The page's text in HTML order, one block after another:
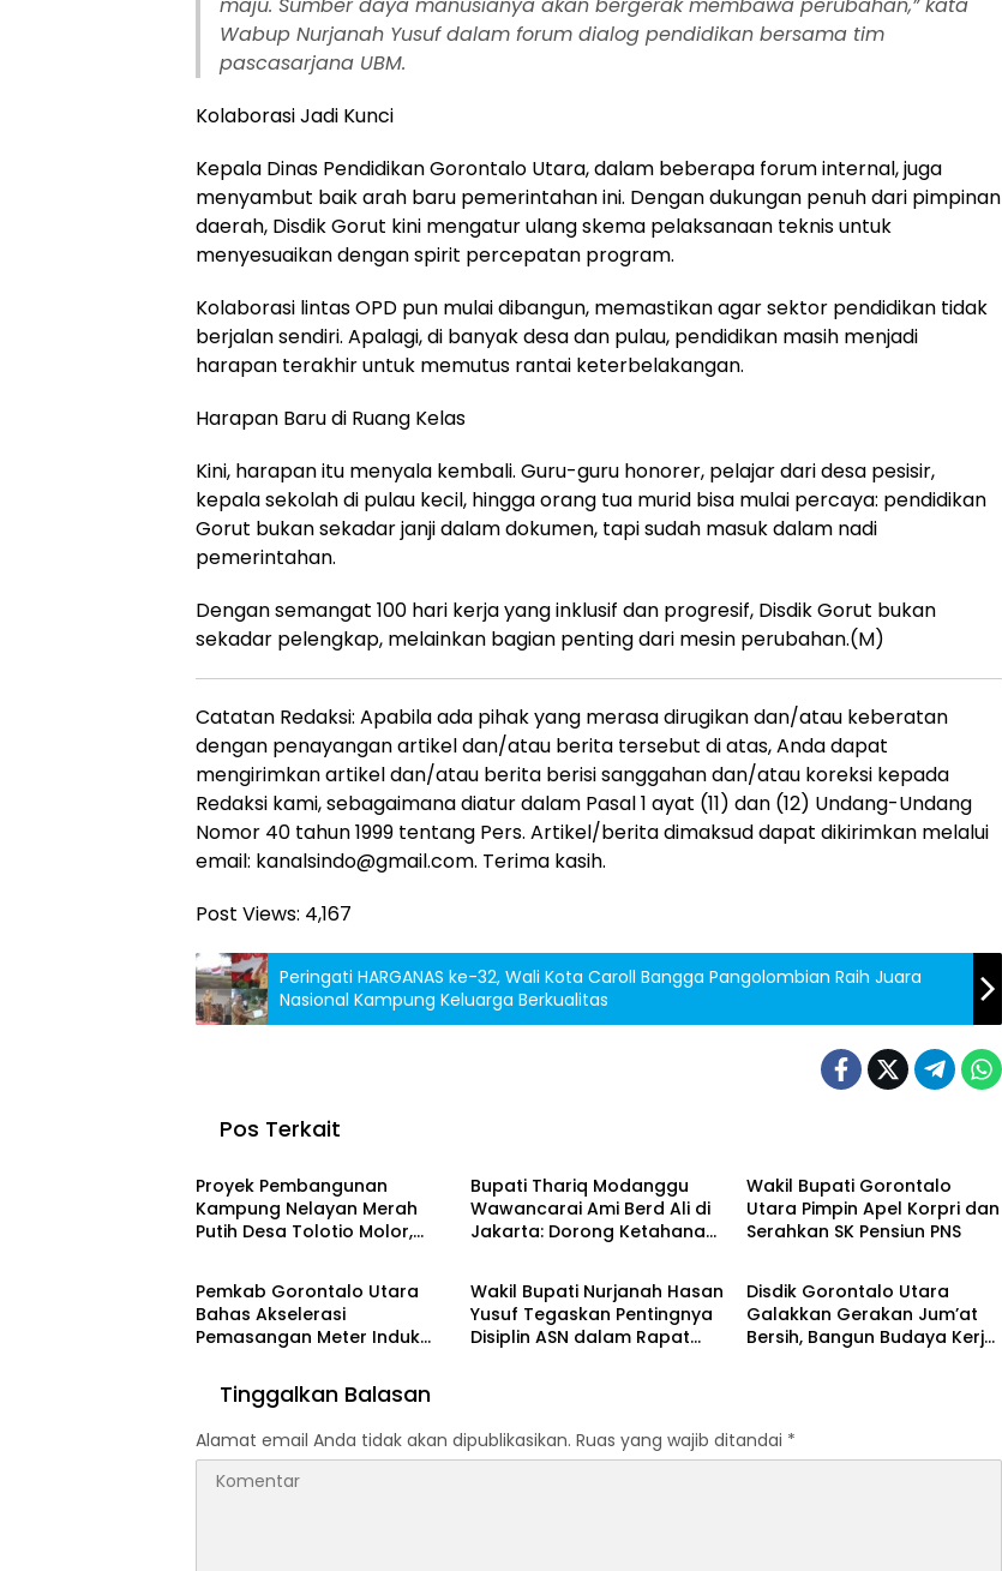
maju. Sumber daya manusianya akan bergerak membawa perubahan,” kata
Wabup Nurjanah Yusuf dalam forum dialog pendidikan bersama tim
pascasarjana UBM.
Kolaborasi Jadi Kunci
Kepala Dinas Pendidikan Gorontalo Utara, dalam beberapa forum internal, juga
menyambut baik arah baru pemerintahan ini. Dengan dukungan penuh dari pimpinan
daerah, Disdik Gorut kini mengatur ulang skema pelaksanaan teknis untuk
menyesuaikan dengan spirit percepatan program.
Kolaborasi lintas OPD pun mulai dibangun, memastikan agar sektor pendidikan tidak
berjalan sendiri. Apalagi, di banyak desa dan pulau, pendidikan masih menjadi
harapan terakhir untuk memutus rantai keterbelakangan.
Harapan Baru di Ruang Kelas
Kini, harapan itu menyala kembali. Guru-guru honorer, pelajar dari desa pesisir,
kepala sekolah di pulau kecil, hingga orang tua murid bisa mulai percaya: pendidikan
Gorut bukan sekadar janji dalam dokumen, tapi sudah masuk dalam nadi
pemerintahan.
Dengan semangat 100 hari kerja yang inklusif dan progresif, Disdik Gorut bukan
sekadar pelengkap, melainkan bagian penting dari mesin perubahan.(M)
Catatan Redaksi: Apabila ada pihak yang merasa dirugikan dan/atau keberatan
dengan penayangan artikel dan/atau berita tersebut di atas, Anda dapat
mengirimkan artikel dan/atau berita berisi sanggahan dan/atau koreksi kepada
Redaksi kami, sebagaimana diatur dalam Pasal 1 ayat (11) dan (12) Undang-Undang
Nomor 40 tahun 1999 tentang Pers. Artikel/berita dimaksud dapat dikirimkan melalui
email: kanalsindo@gmail.com. Terima kasih.
Post Views: 4,167
Peringati HARGANAS ke-32, Wali Kota Caroll Bangga Pangolombian Raih Juara
Nasional Kampung Keluarga Berkualitas
Pos Terkait
Gorontalo
Proyek Pembangunan
Kampung Nelayan Merah
Putih Desa Tolotio Molor,
Bupati Thariq Modanggu
Wawancarai Ami Berd Ali di
Jakarta: Dorong Ketahanan
Wakil Bupati Gorontalo
Utara Pimpin Apel Korpri dan
Serahkan SK Pensiun PNS
Gorontalo
Pemkab Gorontalo Utara
Bahas Akselerasi
Pemasangan Meter Induk
Anggrek, Sekda Pimpin
Rapat Teknis Strategis
Blog
Wakil Bupati Nurjanah Hasan
Yusuf Tegaskan Pentingnya
Disiplin ASN dalam Rapat
Gorontalo
Disdik Gorontalo Utara
Galakkan Gerakan Jum’at
Bersih, Bangun Budaya Kerja
Tinggalkan Balasan
Alamat email Anda tidak akan dipublikasikan. Ruas yang wajib ditandai *